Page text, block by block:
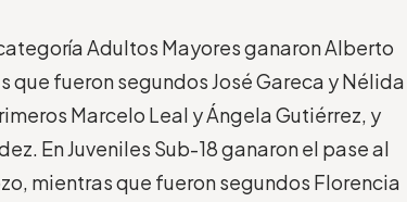
Adultos Mayores ganaron Alberto
que fueron segundos José Gareca y Nélida
Marcelo Leal y Ángela Gutiérrez, y
En Juveniles Sub-18 ganaron el pase al
mientras que fueron segundos Florencia